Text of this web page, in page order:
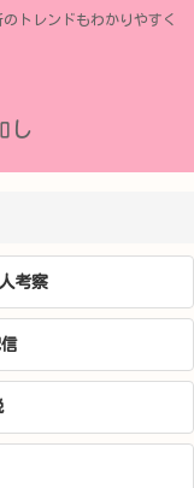
トレンドもわかりやすく
し
考察